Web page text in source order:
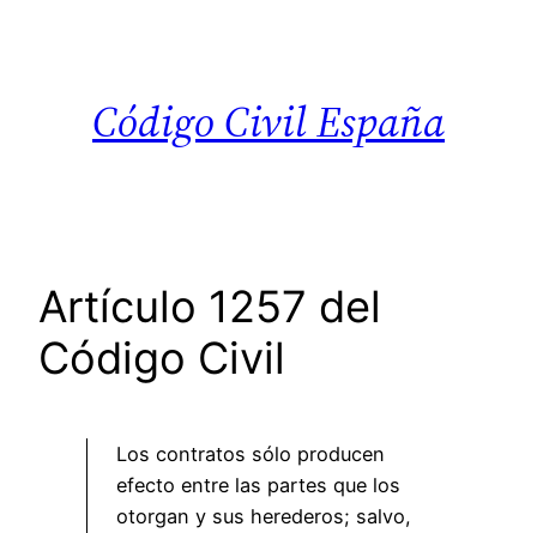
Código Civil España
Artículo 1257 del
Código Civil
Los contratos sólo producen
efecto entre las partes que los
otorgan y sus herederos; salvo,